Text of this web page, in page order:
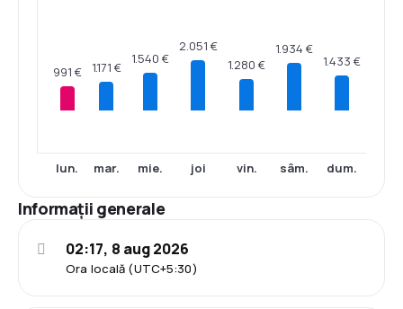
991 €
lun.
1.171 €
mar.
1.540 €
mie.
2.051 €
joi
1.280 €
vin.
1.934 €
sâm.
1.433 €
dum.
Informații generale
Ora locală (UTC+5:30)
02:17, 8 aug 2026